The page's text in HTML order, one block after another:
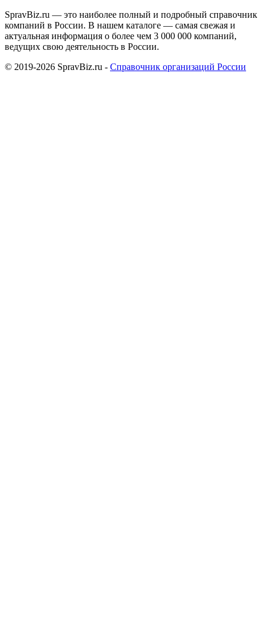
SpravBiz.ru — это наиболее полный и подробный справочник
компаний в России. В нашем каталоге — самая свежая и
актуальная информация о более чем 3 000 000 компаний,
ведущих свою деятельность в России.
© 2019-2026 SpravBiz.ru - Справочник организаций России